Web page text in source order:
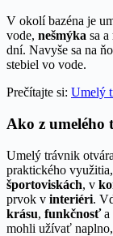
V okolí bazéna je
vode, nešmýka sa a
dní. Navyše sa na
stebiel vo vode.
Prečítajte si: Umelý
Ako z
Umelý trávnik otvára
praktického
športoviskách, v
prvok v interiéri.
krásu, funkčnosťa
mohli užívať